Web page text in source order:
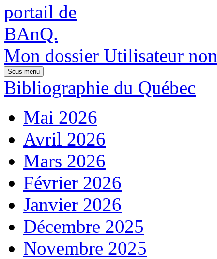
Mon dossier Utilisateur
Sous-menu
Bibliographie du Québec
Mai 2026
Avril 2026
Mars 2026
Février 2026
Janvier 2026
Décembre 2025
Novembre 2025